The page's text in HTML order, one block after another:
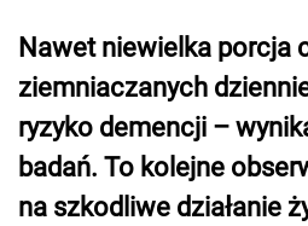
Nawet niewielka porcja
ziemniaczanych
ryzyko demencji –
badań. To kolejne
na szkodliwe działanie